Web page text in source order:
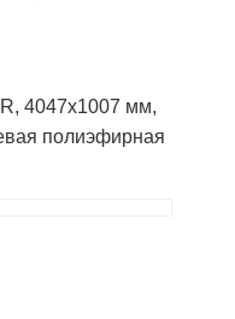
4047х1007 мм,
полиэфирная